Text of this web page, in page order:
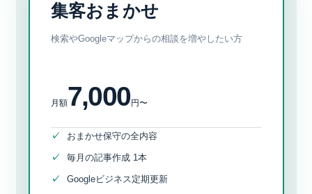
集客おまかせ
検索やGoogleマップからの相談を増やしたい方
月額7,000 円〜
おまかせ保守の全内容
毎月の記事作成 1本
Googleビジネス定期更新